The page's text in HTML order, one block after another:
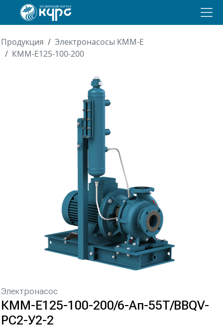
Продукция
Электронасосы КММ-Е
КММ-Е125-100-200
Электронасос
КММ-Е125-100-200/6-Ап-55Т/BBQV-
РС2-У2-2